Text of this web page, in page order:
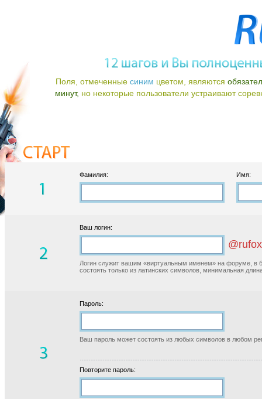
Поля, отмеченные синим цветом, являются
минут, но некоторые пользователи устраивают
Фамилия: Имя:
Ваш логин:
Логин служит вашим «виртуальным именем» на форуме, в
состоять только из латинских символов, минимальная
Пароль:
Ваш пароль может состоять из любых символов в любом
Повторите пароль: